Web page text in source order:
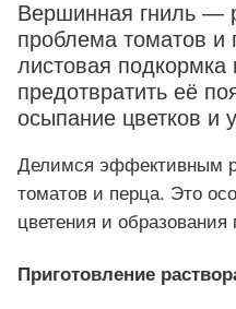
Вершинная гниль —
проблема томатов и
листовая подкормка
предотвратить её
осыпание цветков и
Делимся эффективным
томатов и перца. Это
цветения и образования
Приготовление